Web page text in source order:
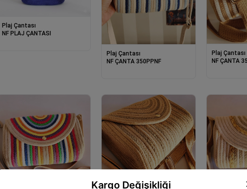
Plaj Çantası
NF PLAJ ÇANTASI
Plaj Çantası
NF ÇANTA 350PPNF
Plaj Çantası
NF ÇANTA